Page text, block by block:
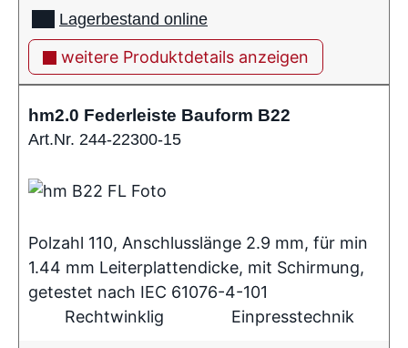
Lagerbestand online
weitere Produktdetails anzeigen
hm2.0 Federleiste Bauform B22
Art.Nr. 244-22300-15
Polzahl 110, Anschlusslänge 2.9 mm, für min
1.44 mm Leiterplattendicke, mit Schirmung,
getestet nach IEC 61076-4-101
Rechtwinklig
Einpresstechnik